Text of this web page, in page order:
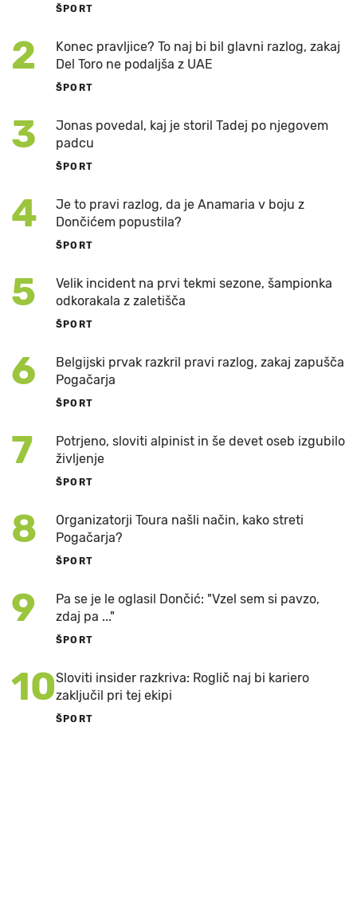
ŠPORT
2
Konec pravljice? To naj bi bil glavni razlog, zakaj
Del Toro ne podaljša z UAE
ŠPORT
3
Jonas povedal, kaj je storil Tadej po njegovem
padcu
ŠPORT
4
Je to pravi razlog, da je Anamaria v boju z
Dončićem popustila?
ŠPORT
5
Velik incident na prvi tekmi sezone, šampionka
odkorakala z zaletišča
ŠPORT
6
Belgijski prvak razkril pravi razlog, zakaj zapušča
Pogačarja
ŠPORT
7
Potrjeno, sloviti alpinist in še devet oseb izgubilo
življenje
ŠPORT
8
Organizatorji Toura našli način, kako streti
Pogačarja?
ŠPORT
9
Pa se je le oglasil Dončić: "Vzel sem si pavzo,
zdaj pa ..."
ŠPORT
10Sloviti insider razkriva: Roglič naj bi kariero
zaključil pri tej ekipi
ŠPORT